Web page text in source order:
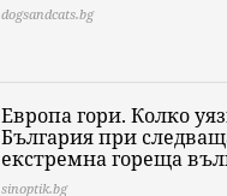
dogsandcats.bg
Европа гори. Колко
България при
екстремна гореща
sinoptik.bg